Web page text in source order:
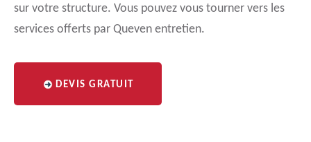
sur votre structure. Vous pouvez vous tourner vers les
services offerts par Queven entretien.
DEVIS GRATUIT